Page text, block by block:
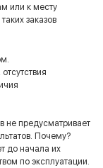
или к месту
заказов
не предусматривает
Почему?
до начала их
по эксплуатации.